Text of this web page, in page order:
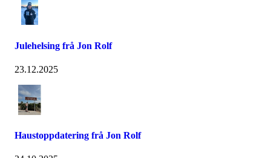
Julehelsing frå Jon Rolf
23.12.2025
Haustoppdatering frå Jon Rolf